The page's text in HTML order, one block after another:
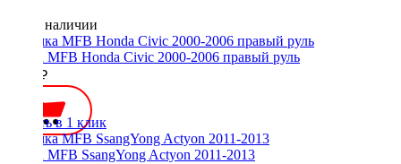
Нет в наличии
Рамка MFB Honda Civic 2000-2006 правый руль
2500 ₽
Купить в 1 клик
Рамка MFB SsangYong Actyon 2011-2013